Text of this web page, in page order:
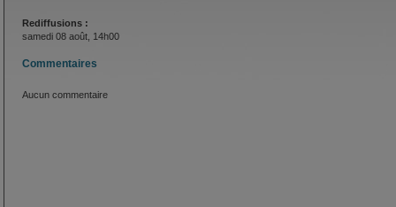
Rediffusions :
samedi 08 août, 14h00
Commentaires
Aucun commentaire